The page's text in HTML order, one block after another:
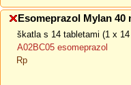
Esomeprazol Mylan
škatla s 14 tabletami (1 x
A02BC05 esomeprazol
Rp